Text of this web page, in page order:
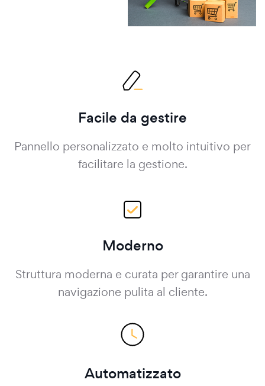
Facile da gestire
Pannello personalizzato e molto intuitivo per
facilitare la gestione.
Moderno
Struttura moderna e curata per garantire una
navigazione pulita al cliente.
Automatizzato